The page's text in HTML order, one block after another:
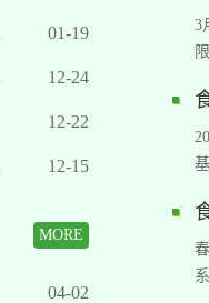
01-19
12-24
12-22
12-15
MORE
04-02
3